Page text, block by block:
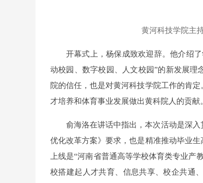
黄河科技学院主
开幕式上，杨保成致欢迎辞。他介绍
动校园、数字校园、人文校园”的新发展理
院的信任，也是对黄河科技学院工作的肯
才培养和体育事业发展做出黄科院人的贡献
俞海洛在讲话中指出，本次活动是深
优化改革方案》要求，也是精准推动毕业
上线是“河南省普通高等学校体育类专业
校搭建起人才共育、信息共享、校企共通